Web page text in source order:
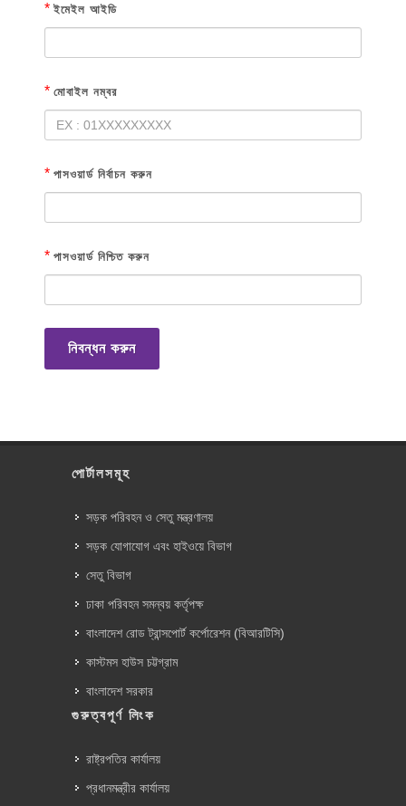
* ইমেইল আইডি
* মোবাইল নম্বর
* পাসওয়ার্ড নির্বাচন করুন
* পাসওয়ার্ড নিশ্চিত করুন
নিবন্ধন করুন
পোর্টালসমূহ
সড়ক পরিবহন ও সেতু মন্ত্রণালয়
সড়ক যোগাযোগ এবং হাইওয়ে বিভাগ
সেতু বিভাগ
ঢাকা পরিবহন সমন্বয় কর্তৃপক্ষ
বাংলাদেশ রোড ট্রান্সপোর্ট কর্পোরেশন (বিআরটিসি)
কাস্টমস হাউস চট্টগ্রাম
বাংলাদেশ সরকার
গুরুত্বপূর্ণ লিংক
রাষ্ট্রপতির কার্যালয়
প্রধানমন্ত্রীর কার্যালয়